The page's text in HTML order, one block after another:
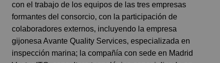
con el trabajo de los equipos de las tres empresas
formantes del consorcio, con la participación de
colaboradores externos, incluyendo la empresa
gijonesa Avante Quality Services, especializada en
inspección marina; la compañía con sede en Madrid